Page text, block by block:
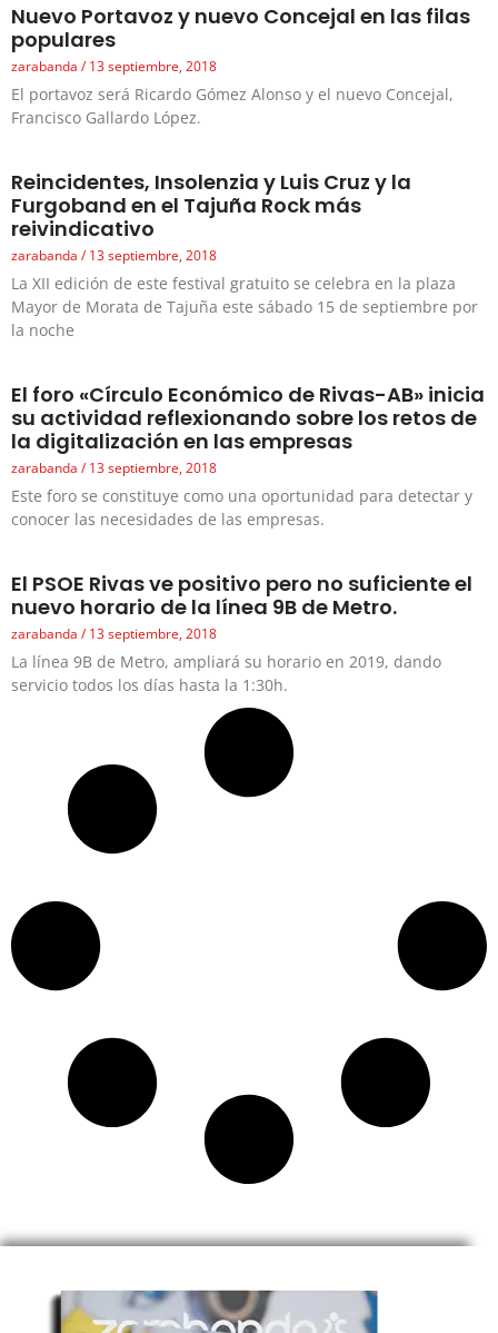
Nuevo Portavoz y nuevo Concejal en las filas
populares
zarabanda 13 septiembre, 2018
El portavoz será Ricardo Gómez Alonso y el nuevo Concejal,
Francisco Gallardo López.
Reincidentes, Insolenzia y Luis Cruz y la
Furgoband en el Tajuña Rock más
reivindicativo
zarabanda 13 septiembre, 2018
La XII edición de este festival gratuito se celebra en la plaza
Mayor de Morata de Tajuña este sábado 15 de septiembre por
la noche
El foro «Círculo Económico de Rivas-AB» inicia
su actividad reflexionando sobre los retos de
la digitalización en las empresas
zarabanda 13 septiembre, 2018
Este foro se constituye como una oportunidad para detectar y
conocer las necesidades de las empresas.
El PSOE Rivas ve positivo pero no suficiente el
nuevo horario de la línea 9B de Metro.
zarabanda 13 septiembre, 2018
La línea 9B de Metro, ampliará su horario en 2019, dando
servicio todos los días hasta la 1:30h.